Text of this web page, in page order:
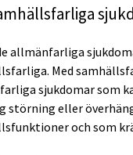
allmänfarliga
Med
sjukdomar som
störning eller
och som